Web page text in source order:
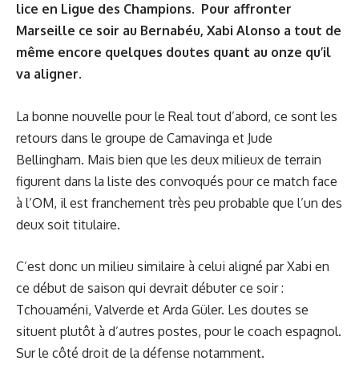
lice en Ligue des Champions. Pour affronter
Marseille ce soir au Bernabéu, Xabi Alonso a tout de
même encore quelques doutes quant au onze qu’il
va aligner.
La bonne nouvelle pour le Real tout d’abord, ce sont les
retours dans le groupe de Camavinga et Jude
Bellingham. Mais bien que les deux milieux de terrain
figurent dans la liste des convoqués pour ce match face
à l’OM, il est franchement très peu probable que l’un des
deux soit titulaire.
C’est donc un milieu similaire à celui aligné par Xabi en
ce début de saison qui devrait débuter ce soir :
Tchouaméni, Valverde et Arda Güler. Les doutes se
situent plutôt à d’autres postes, pour le coach espagnol.
Sur le côté droit de la défense notamment.